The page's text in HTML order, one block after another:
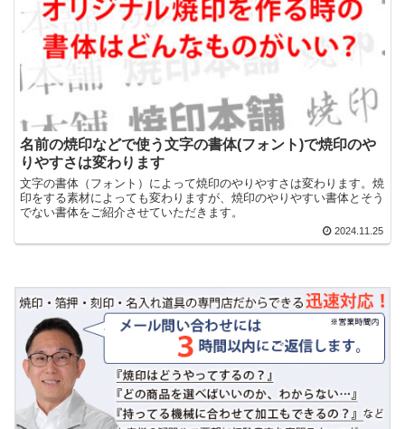
名前の焼印などで使う文字の書体(フォント)で焼印のや
りやすさは変わります
文字の書体（フォント）によって焼印のやりやすさは変わります。焼
印をする素材によっても変わりますが、焼印のやりやすい書体とそう
でない書体をご紹介させていただきます。
2024.11.25